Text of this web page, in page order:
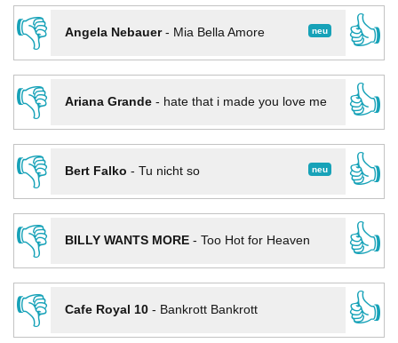
👎 neu
Angela Nebauer- Mia Bella Amore
👍
👎
Ariana Grande- hate that i made you love me
👍
👎
neu
Bert Falko - Tu nicht so
👍
👎
BILLY WANTS MORE- Too Hot for Heaven
👍
👎
Cafe Royal 10- Bankrott Bankrott
👍